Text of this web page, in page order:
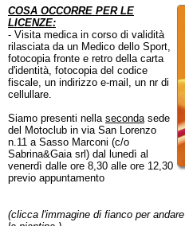
COSA OCCORRE PER LE
LICENZE:
- Visita medica in corso di validità
rilasciata da un Medico dello Sport,
fotocopia fronte e retro della carta
d'identità, fotocopia del codice
fiscale, un indirizzo e-mail, un nr di
cellullare.
Siamo presenti nella secondasede
del Motoclub in via San Lorenzo
n.11 a Sasso Marconi (c/o
Sabrina&Gaia srl) dal lunedì al
venerdì dalle ore 8,30 alle ore 12,30
previo appuntamento
(clicca l'immagine di fianco per